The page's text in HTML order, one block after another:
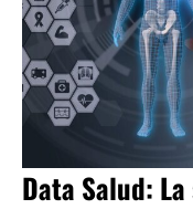
Data Salud: